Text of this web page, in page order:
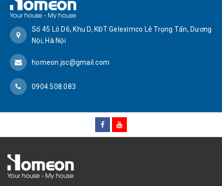
Số 45 Lô D6, Khu D, KĐT Geleximco Lê Trọng Tấn, Dương
Nội, Hà Nội
homeon.jsc@gmail.com
0904.508.083